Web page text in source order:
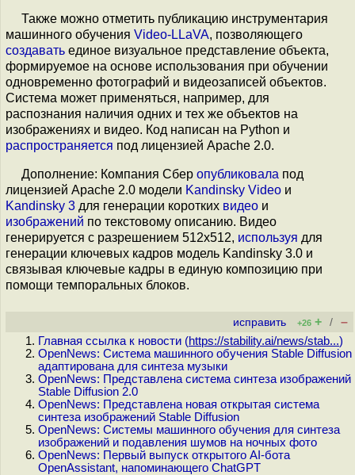
Также можно отметить публикацию инструментария
машинного обучения Video-LLaVA, позволяющего
создавать единое визуальное представление объекта,
формируемое на основе использования при обучении
одновременно фотографий и видеозаписей объектов.
Система может применяться, например, для
распознания наличия одних и тех же объектов на
изображениях и видео. Код написан на Python и
распространяется под лицензией Apache 2.0.
Дополнение: Компания Сбер опубликовала под
лицензией Apache 2.0 модели Kandinsky Video и
Kandinsky 3 для генерации коротких видео и
изображений по текстовому описанию. Видео
генерируется с разрешением 512x512, используя для
генерации ключевых кадров модель Kandinsky 3.0 и
связывая ключевые кадры в единую композицию при
помощи темпоральных блоков.
исправить +26 + / –
Главная ссылка к новости (https://stability.ai/news/stab...)
OpenNews: Система машинного обучения Stable Diffusion
адаптирована для синтеза музыки
OpenNews: Представлена система синтеза изображений
Stable Diffusion 2.0
OpenNews: Представлена новая открытая система
синтеза изображений Stable Diffusion
OpenNews: Системы машинного обучения для синтеза
изображений и подавления шумов на ночных фото
OpenNews: Первый выпуск открытого AI-бота
OpenAssistant, напоминающего ChatGPT